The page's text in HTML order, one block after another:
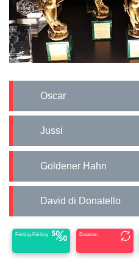
Oscar
Jussi
Goldener Hahn
David di Donatello
Fünfzig-Fünfzig Ersetzen